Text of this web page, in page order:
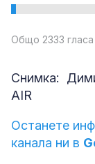
Общо 2333 гласа
Снимка:
AIR
Останете
канала ни в